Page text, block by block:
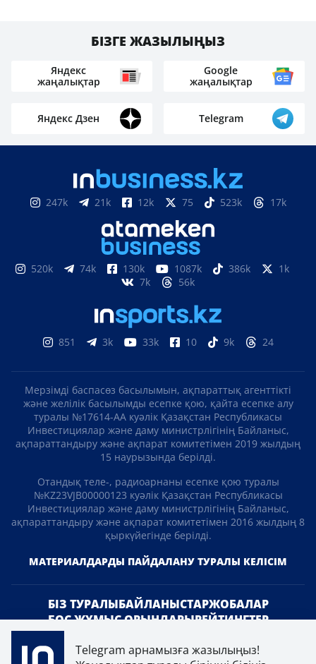
БІЗГЕ ЖАЗЫЛЫҢЫЗ
Яндекс
жаңалықтар
Google
жаңалықтар
Яндекс Дзен Telegram
247k 21k 12k 75 523k 17k
520k 74k 130k 1087k 386k
1k
7k
56k
851 3k 33k 10 9k 24
Мерзімді баспасөз басылымын, ақпараттық агенттікті
және желілік басылымды есепке қою, қайта есепке алу
туралы №17614-АА куәлік Қазақстан Республикасы
Инвестициялар және даму министрлігінің Байланыс,
ақпараттандыру және ақпарат комитетімен 2019 жылдың
15 наурызында берілді.
Отандық теле-, радиоарнаны есепке қою туралы
№KZ23VJB00000123 куәлік Қазақстан Республикасы
Инвестициялар және даму министрлігінің Байланыс,
ақпараттандыру және ақпарат комитетімен 2016 жылдың 8
қыркүйегінде берілді.
МАТЕРИАЛДАРДЫ ПАЙДАЛАНУ ТУРАЛЫ КЕЛІСІМ
БІЗ ТУРАЛЫБАЙЛАНЫСТАРЖОБАЛАР
БОС ЖҰМЫС ОРЫНДАРЫРЕЙТИНГТЕР
«Atameken Business» Медиахолдингі
Telegram арнамызға жазылыңыз!